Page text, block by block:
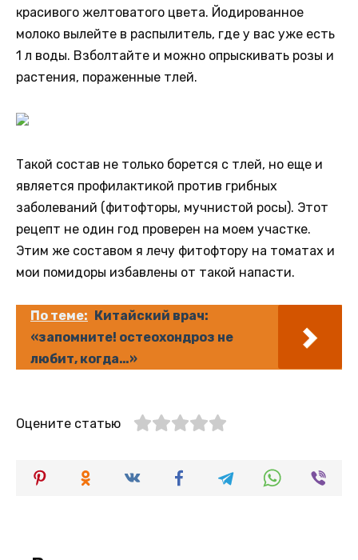
красивого желтоватого цвета. Йодированное
молоко вылейте в распылитель, где у вас уже есть
1 л воды. Взболтайте и можно опрыскивать розы и
растения, пораженные тлей.
Такой состав не только борется с тлей, но еще и
является профилактикой против грибных
заболеваний (фитофторы, мучнистой росы). Этот
рецепт не один год проверен на моем участке.
Этим же составом я лечу фитофтору на томатах и
мои помидоры избавлены от такой напасти.
По теме: Китайский врач:
«запомните! остеохондроз не
любит, когда…»
Оцените статью